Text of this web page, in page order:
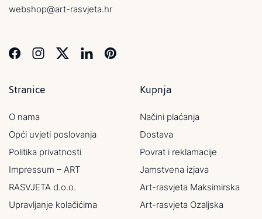
webshop@art-rasvjeta.hr
Stranice
O nama
Opći uvjeti poslovanja
Politika privatnosti
Impressum – ART
RASVJETA d.o.o.
Upravljanje kolačićima
Kupnja
Načini plaćanja
Dostava
Povrat i reklamacije
Jamstvena izjava
Art-rasvjeta Maksimirska
Art-rasvjeta Ozaljska